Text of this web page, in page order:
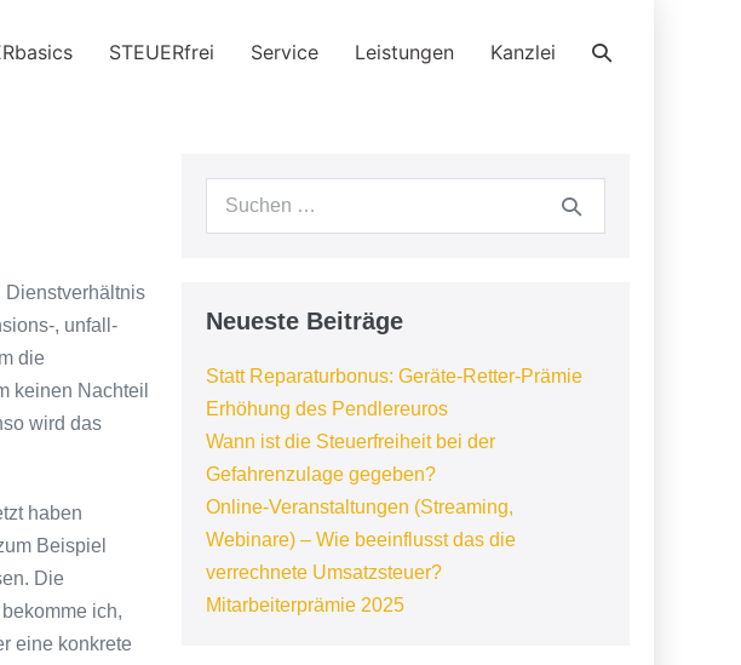
STEUERfrei Service Leistungen Kanzlei
Suche-
Dienstverhältnis
, unfall-
die
keinen Nachteil
wird das
haben
Beispiel
Die
ich,
eine konkrete
Suchen
Neueste Beiträge
Statt Reparaturbonus: Geräte-Retter-Prämie
Erhöhung des Pendlereuros
Wann ist die Steuerfreiheit bei der
Gefahrenzulage gegeben?
Online-Veranstaltungen (Streaming,
Webinare) – Wie beeinflusst das die
verrechnete Umsatzsteuer?
Mitarbeiterprämie 2025